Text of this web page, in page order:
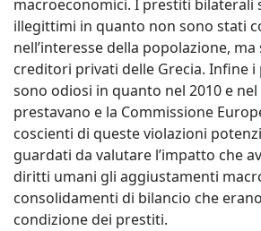
macroeconomici. I prestiti bilaterali
illegittimi in quanto non sono stati
nell’interesse della popolazione,
creditori privati delle Grecia. Infine
sono odiosi in quanto nel 2010 e
prestavano e la Commissione
coscienti di queste violazioni
guardati da valutare l’impatto che
diritti umani gli aggiustamenti
consolidamenti di bilancio che
condizione dei prestiti.